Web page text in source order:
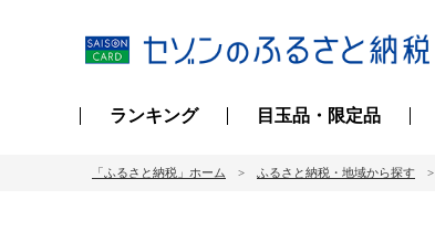
ランキング 目玉品・限定品
「ふるさと納税」ホーム ふるさと納税・地域から探す